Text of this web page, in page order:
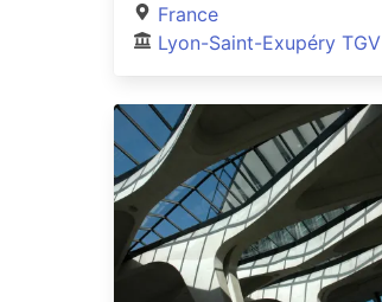
France
Lyon-Saint-Exupéry TGV